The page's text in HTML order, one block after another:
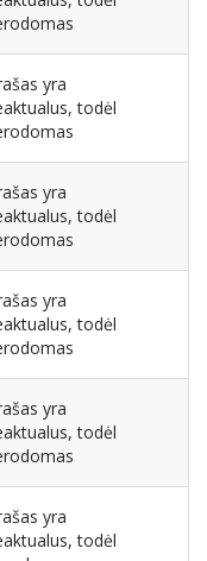
yra
todėl
yra
todėl
yra
todėl
yra
todėl
yra
todėl